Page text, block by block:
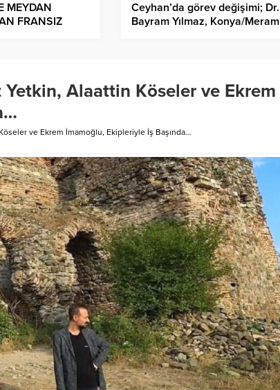
MEYDAN
FRANSIZ
Ceyhan’da görev değişimi; Dr.
Bayram Yılmaz, Konya/Meram
Yetkin, Alaattin Köseler ve Ekrem
ve Ekrem İmamoğlu, Ekipleriyle İş Başında…